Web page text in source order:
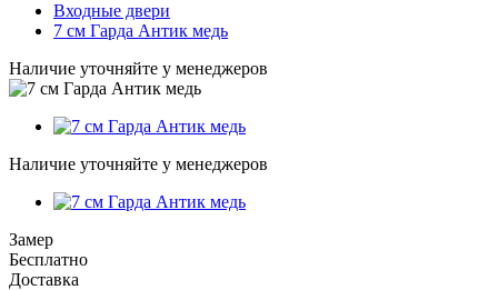
Входные двери
7 см Гарда Антик медь
Наличие уточняйте у менеджеров
Наличие уточняйте у менеджеров
Замер
Бесплатно
Доставка